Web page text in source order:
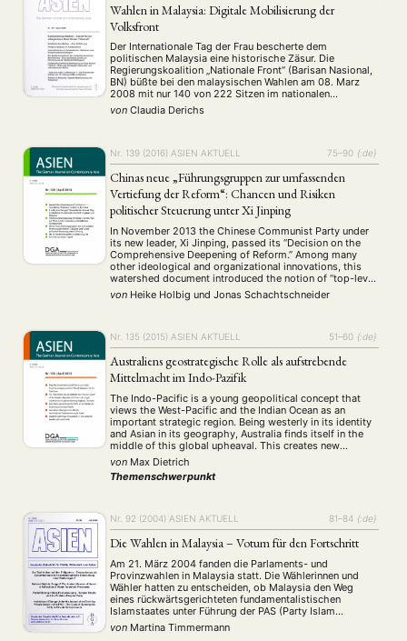
Wahlen in Malaysia: Digitale Mobilisierung der
Volksfront
Der Internationale Tag der Frau bescherte dem
politischen Malaysia eine historische Zäsur. Die
Regierungskoalition „Nationale Front“ (Barisan Nasional,
BN) büßte bei den malaysischen Wahlen am 08. Marz
2008 mit nur 140 von 222 Sitzen im nationalen
Parlament ihre Zweidrittelmehrheit ein und verlor gleich
fünf der 13 Bundesstaaten an das Oppositionsbündnis
von Claudia Derichs
Nr. 139 (2016) ASIEN AKTUELL 75–90 {:de}
Chinas neue „Führungsgruppen zur umfassenden
Vertiefung der Reform“: Chancen und Risiken
politischer Steuerung unter Xi Jinping
In November 2013 the Chinese Communist Party under
its new leader, Xi Jinping, passed its “Decision on the
Comprehensive Deepening of Reform.” Among many
other ideological and organizational innovations, this
watershed document introduced the notion of “top-level
design.” With this concept the party leadership has
claimed a new paradigm of hierarchical political
von Heike Holbig und Jonas Schachtschneider
Nr. 135 (2015) ASIEN AKTUELL 51–60 {:de}
Australiens geostrategische Rolle als aufstrebende
Mittelmacht im Indo-Pazifik
The Indo-Pacific is a young geopolitical concept that
views the West-Pacific and the Indian Ocean as an
important strategic region. Being westerly in its identity
and Asian in its geography, Australia finds itself in the
middle of this global upheaval. This creates new
possibilities for regional influence, as well as challenges
that demand responsible solutions. …
von Max Dietrich
Themenschwerpunkt
Nr. 92 (2004) ASIEN AKTUELL 81–84 {:de}
Die Wahlen in Malaysia – Votum für den Fortschritt
Am 21. März 2004 fanden die Parlaments- und
Provinzwahlen in Malaysia statt. Die Wählerinnen und
Wähler hatten zu entscheiden, ob Malaysia den Weg
eines rückwärtsgerichteten fundamentalistischen
Islamstaates unter Führung der PAS (Party Islam
SeMalaysia) einschlagen, oder aber den bisherigen Weg
eines modern und progressiv ausgerichteten Islam mit
von Martina Timmermann